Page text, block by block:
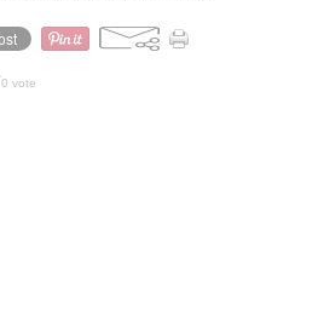
0 vote